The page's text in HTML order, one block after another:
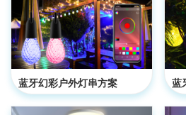
蓝牙幻彩户外灯串方案